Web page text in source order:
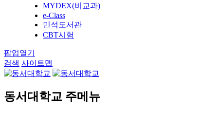
MYDEX(비교과)
e-Class
민석도서관
CBT시험
팝업열기
검색 사이트맵
동서대학교 주메뉴